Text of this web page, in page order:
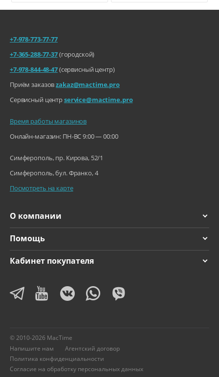
О компании
Помощь
Кабинет покупателя
+7-978-773-77-77
+7-365-288-77-37(городской)
+7-978-844-48-47(сервисный центр)
Приём заказовzakaz@mactime.pro
Сервисный центрservice@mactime.pro
Время работы магазинов
Онлайн-магазин: ПН-ВС 9:00 — 00:00
Симферополь, пр. Кирова, 52/1
Симферополь, бул. Франко, 4
Посмотреть на карте
© 2010-2026 MacTime
Напишите нам
Агентский договор
Политика конфиденциальности
Согласие на обработку персональных данных